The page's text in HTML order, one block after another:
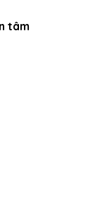
khi sử dụng
tâm